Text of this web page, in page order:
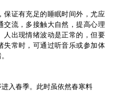
保证有充足的睡眠时间外，尤应
交流，多接触大自然，提高心理
人出现情绪波动是正常的，但要
失常时，可通过听音乐或参加体
入春季。此时虽依然春寒料